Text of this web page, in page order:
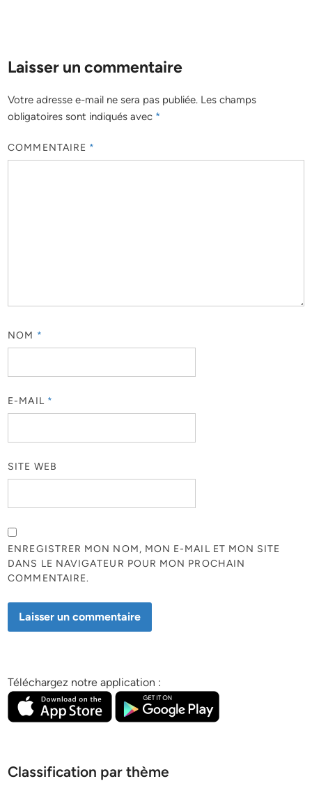
Laisser un commentaire
Votre adresse e-mail ne sera pas publiée. Les champs
obligatoires sont indiqués avec *
COMMENTAIRE *
NOM *
E-MAIL *
SITE WEB
ENREGISTRER MON NOM, MON E-MAIL ET MON SITE
DANS LE NAVIGATEUR POUR MON PROCHAIN
COMMENTAIRE.
Téléchargez notre application :
Classification par thème